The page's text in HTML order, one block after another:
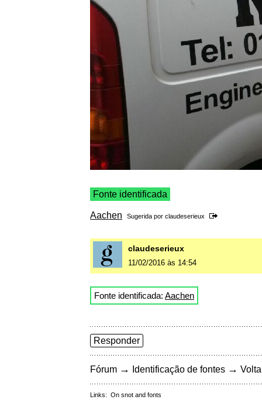
Fonte identificada
Aachen Sugerida por claudeserieux
claudeserieux
11/02/2016 às 14:54
Fonte identificada: Aachen
Responder
Fórum → Identificação de fontes →
Links: On snot and fonts